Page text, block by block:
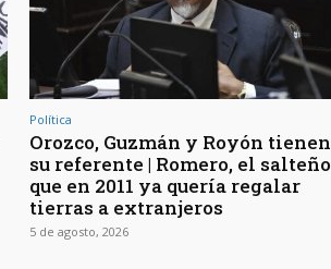
Política
Orozco, Guzmán y Royón tienen
su referente | Romero, el salteño
que en 2011 ya quería regalar
tierras a extranjeros
5 de agosto, 2026